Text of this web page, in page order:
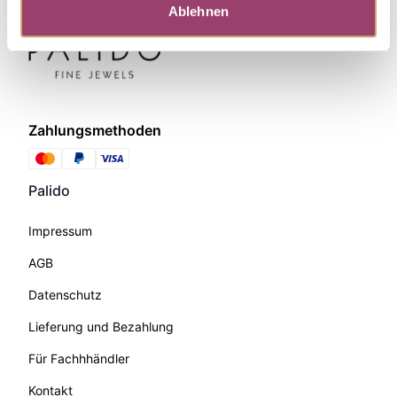
Ablehnen
Zahlungsmethoden
Palido
Impressum
AGB
Datenschutz
Lieferung und Bezahlung
Für Fachhhändler
Kontakt